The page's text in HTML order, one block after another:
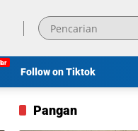
Follow on Tiktok
Pangan